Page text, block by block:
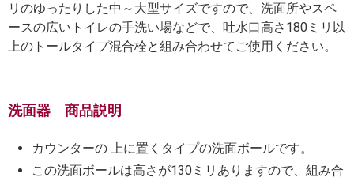
リのゆったりした中～大型サイズですので、洗面所やスペ
ースの広いトイレの手洗い場などで、吐水口高さ180ミリ以
上のトールタイプ混合栓と組み合わせてご使用ください。
洗面器 商品説明
カウンターの 上に置くタイプの洗面ボールです。
この洗面ボールは高さが130ミリありますので、組み合